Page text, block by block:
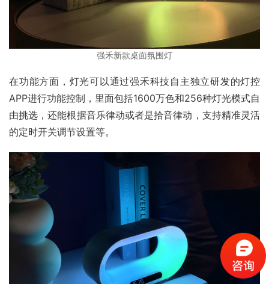
强禾新款桌面氛围灯
在功能方面，灯光可以通过强禾科技自主独立研发的灯控
APP进行功能控制，里面包括1600万色和256种灯光模式自
由挑选，还能根据音乐律动或者是拾音律动，支持精准灵活
的定时开关调节设置等。